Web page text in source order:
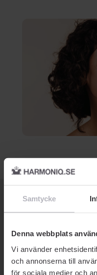
Samtycke
Denna webbplats
Vi använder
och annonserna till
för sociala medier och